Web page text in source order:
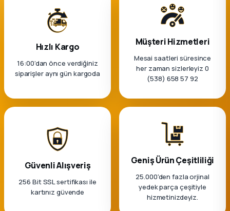
Hızlı Kargo
16:00’dan önce verdiğiniz
siparişler aynı gün kargoda
Müşteri Hizmetleri
Mesai saatleri süresince
her zaman sizlerleyiz 0
(538) 658 57 92
Güvenli Alışveriş
256 Bit SSL sertifikası ile
kartınız güvende
Geniş Ürün Çeşitliliği
25.000'den fazla orjinal
yedek parça çeşitiyle
hizmetinizdeyiz.